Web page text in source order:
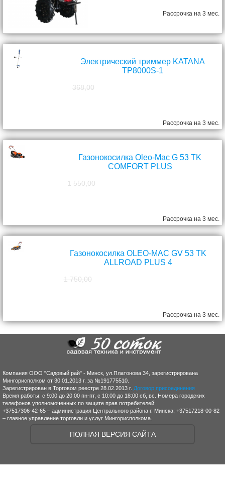
Рассрочка на 3 мес.
Электрический триммер KATANA
TP8000S-1
368,00
Рассрочка на 3 мес.
Газонокосилка Oleo-Mac G 53 TK
COMFORT PLUS
1 550,00
Рассрочка на 3 мес.
Газонокосилка OLEO-MAC GV 53 TK
ALLROAD PLUS 4
1 750,00
Рассрочка на 3 мес.
Компания ООО "Садовый рай" - Минск, ул.Платонова 34, зарегистрирована
Мингорисполком от 30.01.2013 г. за №191775510.
Зарегистрирован в Торговом реестре 28.02.2013 г. Договор присоединения
Время работы: с 9:00 до 20:00 пн-пт, с 10:00 до 18:00 сб, вс. Номера городских
телефонов уполномоченных по защите прав потребителей:
+37517306-42-65 – администрация Центрального района г. Минска; +37517218-00-82
– главное управление торговли и услуг Мингорисполкома.
ПОЛНАЯ ВЕРСИЯ САЙТА